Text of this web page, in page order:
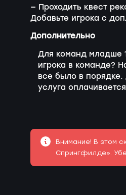
— Проходить квест
Добавьте игрока с
Дополнительно
Для команд младше
игрока в команде?
все было в
услуга
Внимание! В этом
Спрингфилде».